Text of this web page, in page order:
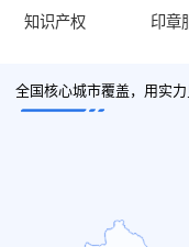
知识产权 印章
全国核心城市覆盖，用实